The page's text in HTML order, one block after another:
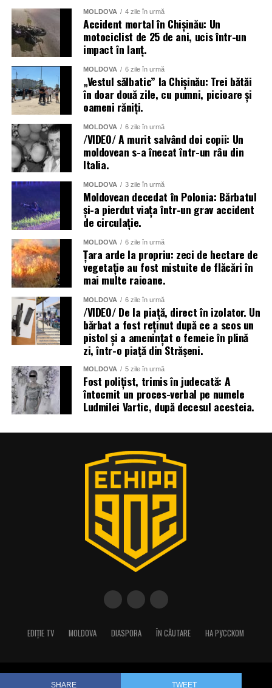
SHARE TWEET
MOLDOVA 4 zile în urmă
Accident mortal în Chișinău: Un
motociclist de 25 de ani, ucis într-un
impact în lanț.
MOLDOVA 6 zile în urmă
„Vestul sălbatic” la Chișinău: Trei bătăi
în doar două zile, cu pumni, picioare și
oameni răniți.
MOLDOVA 6 zile în urmă
/VIDEO/ A murit salvând doi copii: Un
moldovean s-a înecat într-un râu din
Italia.
MOLDOVA 3 zile în urmă
Moldovean decedat în Polonia: Bărbatul
și-a pierdut viața într-un grav accident
de circulație.
MOLDOVA 6 zile în urmă
Țara arde la propriu: zeci de hectare de
vegetație au fost mistuite de flăcări în
mai multe raioane.
MOLDOVA 6 zile în urmă
/VIDEO/ De la piață, direct în izolator. Un
bărbat a fost reținut după ce a scos un
pistol și a amenințat o femeie în plină
zi, într-o piață din Strășeni.
MOLDOVA 5 zile în urmă
Fost polițist, trimis în judecată: A
întocmit un proces-verbal pe numele
Ludmilei Vartic, după decesul acesteia.
EDIȚIE TV MOLDOVA DIASPORA ÎN CĂUTARE НА РУССКОМ